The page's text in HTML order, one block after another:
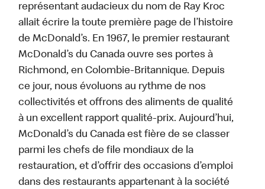
représentant audacieux du nom de Ray Kroc
allait écrire la toute première page de l’histoire
de McDonald’s. En 1967, le premier restaurant
McDonald’s du Canada ouvre ses portes à
Richmond, en Colombie-Britannique. Depuis
ce jour, nous évoluons au rythme de nos
collectivités et offrons des aliments de qualité
à un excellent rapport qualité-prix. Aujourd’hui,
McDonald’s du Canada est fière de se classer
parmi les chefs de file mondiaux de la
restauration, et d’offrir des occasions d’emploi
dans des restaurants appartenant à la société